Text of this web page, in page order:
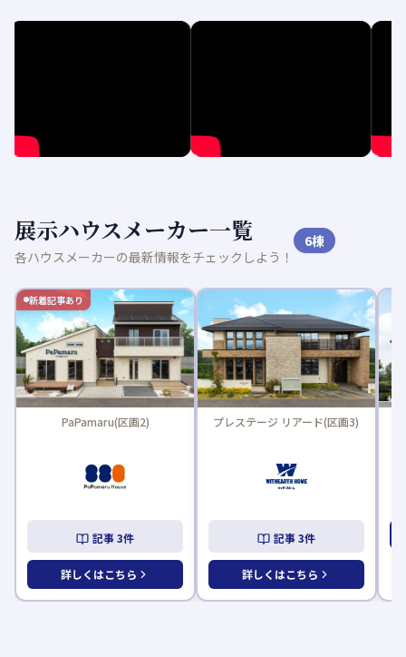
展示ハウスメーカー一覧
各ハウスメーカーの最新情報をチェックしよう！
6棟
プレステージ リアード(区画3)
記事3件
詳しくはこちら
新着記事あり
PaPamaru(区画2)
記事3件
詳しくはこちら